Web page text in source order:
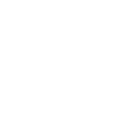
La Junta de
motivo del Día
centra su
la propuesta